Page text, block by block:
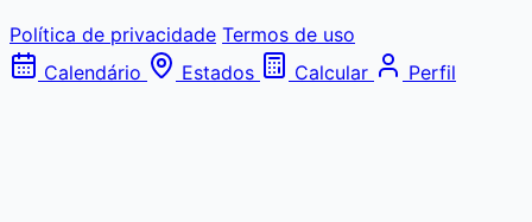
Política de privacidade Termos de uso
Calendário
Estados Calcular Perfil